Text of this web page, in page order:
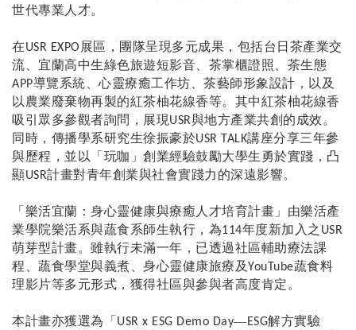
世代專業人才。
在USR EXPO 展區，團隊呈現多元成果，包括台日茶產業交
流、宜蘭高中生綠色旅遊短影音、茶掌櫃證照、茶生態
APP導覽系統、心靈療癒工作坊、茶藝師形象設計，以及
以農業廢棄物再製的紅茶柚花線香等。其中紅茶柚花線香
吸引眾多參觀者詢問，展現USR與地方產業共創的成效。
同時，傳播學系研究生徐振豪於USR TALK講座分享三年參
與歷程，並以「玩咖」創業經驗鼓勵大學生勇於實踐，凸
顯USR計畫對青年創業與社會實踐力的深遠影響。
「樂活宜蘭：身心靈健康與療癒人才培育計畫」由樂活產
業學院樂活系與蔬食系師生執行，為114年度新加入之 USR
萌芽型計畫。雖執行未滿一年，已透過社區輔助療法課
程、蔬食學堂與義煮、身心靈健康旅療及YouTube蔬食料
理影片等多元形式，獲得社區與參與者高度肯定。
本計畫亦獲選為「 USR x ESG Demo Day—ESG解方實驗